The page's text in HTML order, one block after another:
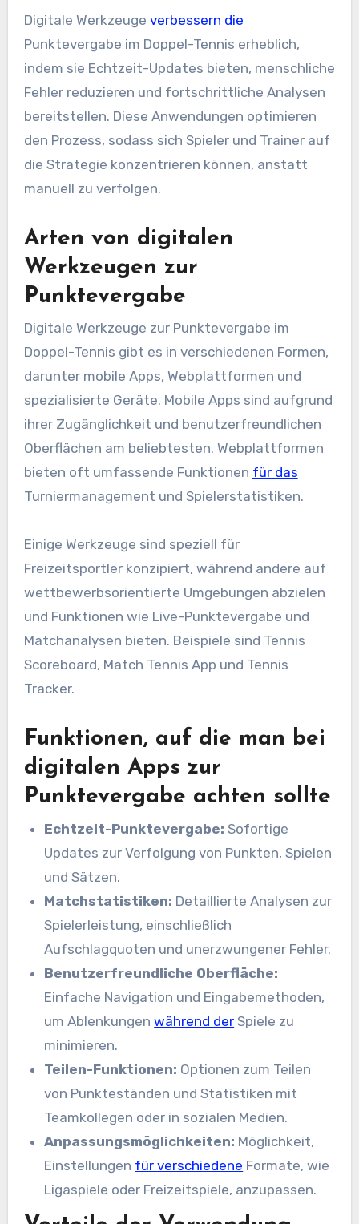
Digitale Werkzeuge verbessern die
Punktevergabe im Doppel-Tennis erheblich,
indem sie Echtzeit-Updates bieten, menschliche
Fehler reduzieren und fortschrittliche Analysen
bereitstellen. Diese Anwendungen optimieren
den Prozess, sodass sich Spieler und Trainer auf
die Strategie konzentrieren können, anstatt
manuell zu verfolgen.
Arten von digitalen
Werkzeugen zur
Punktevergabe
Digitale Werkzeuge zur Punktevergabe im
Doppel-Tennis gibt es in verschiedenen Formen,
darunter mobile Apps, Webplattformen und
spezialisierte Geräte. Mobile Apps sind aufgrund
ihrer Zugänglichkeit und benutzerfreundlichen
Oberflächen am beliebtesten. Webplattformen
bieten oft umfassende Funktionen für das
Turniermanagement und Spielerstatistiken.
Einige Werkzeuge sind speziell für
Freizeitsportler konzipiert, während andere auf
wettbewerbsorientierte Umgebungen abzielen
und Funktionen wie Live-Punktevergabe und
Matchanalysen bieten. Beispiele sind Tennis
Scoreboard, Match Tennis App und Tennis
Tracker.
Funktionen, auf die man bei
digitalen Apps zur
Punktevergabe achten sollte
Echtzeit-Punktevergabe: Sofortige
Updates zur Verfolgung von Punkten, Spielen
und Sätzen.
Matchstatistiken: Detaillierte Analysen zur
Spielerleistung, einschließlich
Aufschlagquoten und unerzwungener Fehler.
Benutzerfreundliche Oberfläche:
Einfache Navigation und Eingabemethoden,
um Ablenkungenwährend der Spiele zu
minimieren.
Teilen-Funktionen: Optionen zum Teilen
von Punkteständen und Statistiken mit
Teamkollegen oder in sozialen Medien.
Anpassungsmöglichkeiten: Möglichkeit,
Einstellungen für verschiedene Formate, wie
Ligaspiele oder Freizeitspiele, anzupassen.